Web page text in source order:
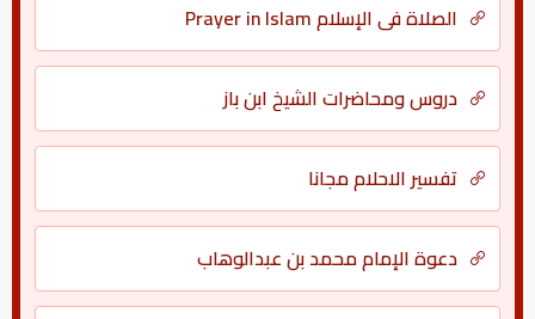
الصلاة في الإسلام Prayer in Islam
دروس ومحاضرات الشيخ ابن باز
تفسير الاحلام مجانا
دعوة الإمام محمد بن عبدالوهاب